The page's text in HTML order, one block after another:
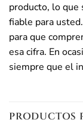
producto, lo que
fiable para
para que
esa cifra. En
siempre que el
PRODUCTOS